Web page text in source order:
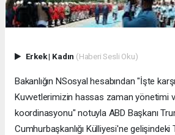
Erkek| Kadın (Haberi Sesli Oku)
Bakanlığın NSosyal hesabından "İşte
Kuvvetlerimizin hassas zaman yönetimi
koordinasyonu" notuyla ABD Başkanı
Cumhurbaşkanlığı Külliyesi'ne gelişindeki